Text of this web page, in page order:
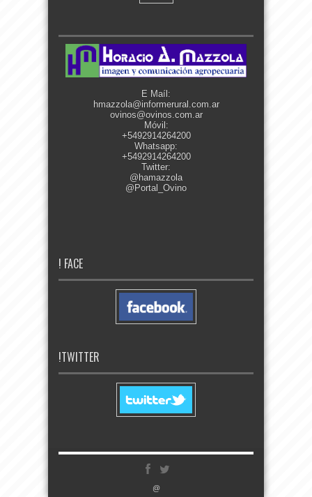
E Maíl:
hmazzola@informerural.com.ar
ovinos@ovinos.com.ar
Móvil:
+5492914264200
Whatsapp:
+5492914264200
Twitter:
@hamazzola
@Portal_Ovino
! FACE
!TWITTER
@